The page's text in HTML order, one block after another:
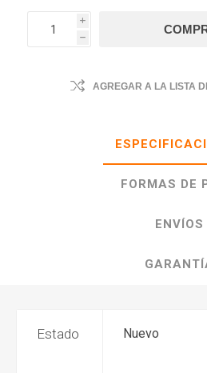
i
h
AGREGAR A LA LISTA
FORMAS DE
ENVÍOS
Estado Nuevo